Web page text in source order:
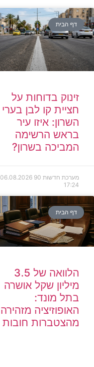
דף הבית
זינוק בדוחות על
חציית קו לבן בערי
השרון: איזו עיר
בראש הרשימה
המביכה בשרון?
מערכת חדשות 90
06.08.2026
17:24
דף הבית
הלוואה של 3.5
מיליון שקל אושרה
בתל מונד:
האופוזיציה מזהירה
מהצטברות חובות